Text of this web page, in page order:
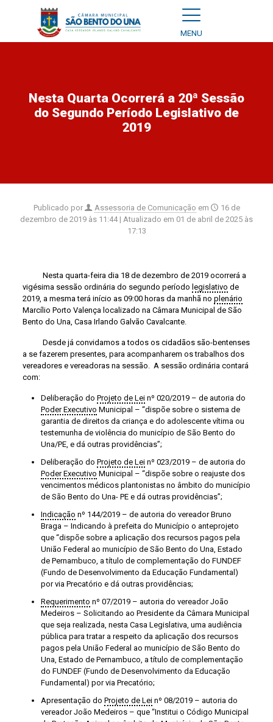
MENU
Nesta Quarta Ocorrerá a 20ª Sessão
do Segundo Período Legislativo de
2019
Publicado por Assessoria de Comunicação em
16 de
dezembro de 2019 às 11:44 | Atualizado em 01 de abril de 2025 às
17:13
Nesta quarta-feira dia 18 de dezembro de 2019 ocorrerá a
vigésima sessão ordinária do segundo período legislativo de
2019, a mesma terá início as 09:00 horas da manhã no plenário
Marcílio Porto Valença localizado na Câmara Municipal de São
Bento do Una, Casa Irlando Galvão Cavalcante.
Desde já convidamos a todos os cidadãos são-bentenses
a se fazerem presentes, para acompanharem os trabalhos dos
vereadores e vereadoras na sessão. A sessão ordinária contará
com:
Deliberação do Projeto de Leinº 020/2019 – de autoria do
Poder Executivo Municipal – “dispõe sobre o sistema de
garantia de direitos da criança e do adolescente vítima ou
testemunha de violência do município de São Bento do
Una/PE, e dá outras providências”;
Deliberação do Projeto de Leinº 023/2019 – de autoria do
Poder Executivo Municipal – “dispõe sobre o reajuste dos
vencimentos médicos plantonistas no âmbito do município
de São Bento do Una- PE e dá outras providências”;
Indicação nº 144/2019 – de autoria do vereador Bruno
Braga – Indicando à prefeita do Município o anteprojeto
que “dispõe sobre a aplicação dos recursos pagos pela
União Federal ao município de São Bento do Una, Estado
de Pernambuco, a título de complementação do FUNDEF
(Fundo de Desenvolvimento da Educação Fundamental)
por via Precatório e dá outras providências;
Requerimento nº 07/2019 – autoria do vereador João
Medeiros – Solicitando ao Presidente da Câmara Municipal
que seja realizada, nesta Casa Legislativa, uma audiência
pública para tratar a respeito da aplicação dos recursos
pagos pela União Federal ao município de São Bento do
Una, Estado de Pernambuco, a título de complementação
do FUNDEF (Fundo de Desenvolvimento da Educação
Fundamental) por via Precatório;
Apresentação do Projeto de Leinº 08/2019 – autoria do
vereador João Medeiros – que “Institui o Código Municipal